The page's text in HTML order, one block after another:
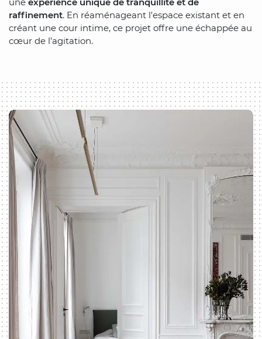
une expérience unique de tranquillité et de
raffinement. En réaménageant l'espace existant et en
créant une cour intime, ce projet offre une échappée au
cœur de l’agitation.